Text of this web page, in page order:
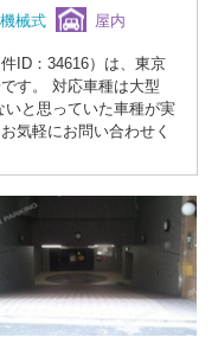
機械式 屋内
ID：34616）は、東京
す。 対応車種は大型
と思っていた車種が実
気軽にお問い合わせく